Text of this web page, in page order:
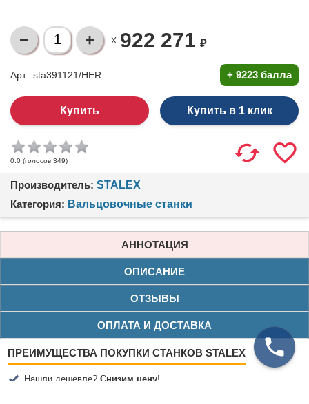
X 922 271 ₽
Арт.: sta391121/HER + 9223 балла
Купить в 1 клик
0.0 (голосов 349)
Производитель: STALEX
Категория: Вальцовочные станки
АННОТАЦИЯ
ОПИСАНИЕ
ОТЗЫВЫ
ОПЛАТА И ДОСТАВКА
ПРЕИМУЩЕСТВА ПОКУПКИ СТАНКОВ STALEX
Нашли дешевле? Снизим цену!